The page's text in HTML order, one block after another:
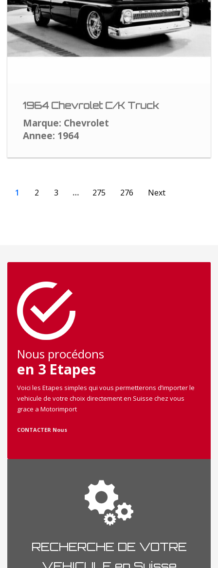
1964 Chevrolet C/K Truck
Marque: Chevrolet
Annee: 1964
1 2 3 … 275 276 Next
Nous procédons
en 3 Etapes
Voici les Etapes simples qui vous permetterons d’importer le
vehicule de votre choix directement en Suisse chez vous
grace a Motorimport
CONTACTER Nous
RECHERCHE DE VOTRE